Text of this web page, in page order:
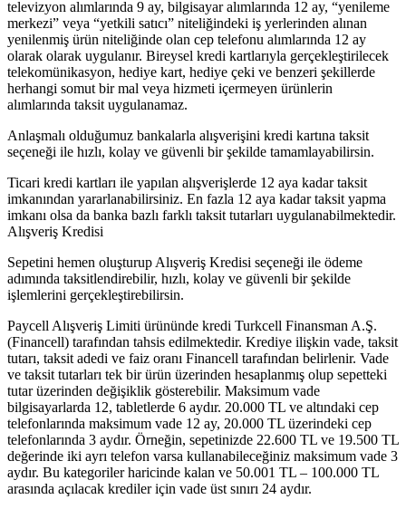
televizyon alımlarında 9 ay, bilgisayar alımlarında 12 ay, “yenileme
merkezi” veya “yetkili satıcı” niteliğindeki iş yerlerinden alınan
yenilenmiş ürün niteliğinde olan cep telefonu alımlarında 12 ay
olarak olarak uygulanır. Bireysel kredi kartlarıyla gerçekleştirilecek
telekomünikasyon, hediye kart, hediye çeki ve benzeri şekillerde
herhangi somut bir mal veya hizmeti içermeyen ürünlerin
alımlarında taksit uygulanamaz.
Anlaşmalı olduğumuz bankalarla alışverişini kredi kartına taksit
seçeneği ile hızlı, kolay ve güvenli bir şekilde tamamlayabilirsin.
Ticari kredi kartları ile yapılan alışverişlerde 12 aya kadar taksit
imkanından yararlanabilirsiniz. En fazla 12 aya kadar taksit yapma
imkanı olsa da banka bazlı farklı taksit tutarları uygulanabilmektedir.
Alışveriş Kredisi
Sepetini hemen oluşturup Alışveriş Kredisi seçeneği ile ödeme
adımında taksitlendirebilir, hızlı, kolay ve güvenli bir şekilde
işlemlerini gerçekleştirebilirsin.
Paycell Alışveriş Limiti ürününde kredi Turkcell Finansman A.Ş.
(Financell) tarafından tahsis edilmektedir. Krediye ilişkin vade, taksit
tutarı, taksit adedi ve faiz oranı Financell tarafından belirlenir. Vade
ve taksit tutarları tek bir ürün üzerinden hesaplanmış olup sepetteki
tutar üzerinden değişiklik gösterebilir. Maksimum vade
bilgisayarlarda 12, tabletlerde 6 aydır. 20.000 TL ve altındaki cep
telefonlarında maksimum vade 12 ay, 20.000 TL üzerindeki cep
telefonlarında 3 aydır. Örneğin, sepetinizde 22.600 TL ve 19.500 TL
değerinde iki ayrı telefon varsa kullanabileceğiniz maksimum vade 3
aydır. Bu kategoriler haricinde kalan ve 50.001 TL – 100.000 TL
arasında açılacak krediler için vade üst sınırı 24 aydır.